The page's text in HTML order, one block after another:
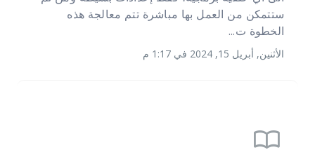
ستتمكن من العمل بها مباشرة تتم معالجة هذه
الخطوة ت...
الأثنين, أبريل 15, 2024 في 1:17 م
import_contacts